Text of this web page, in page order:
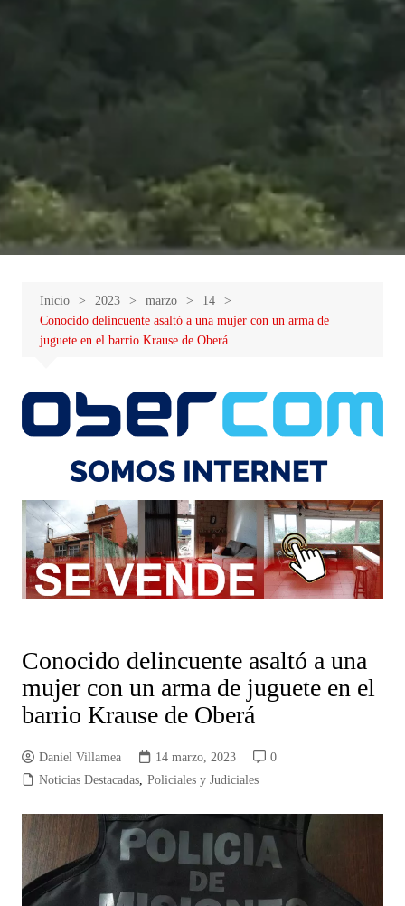
Inicio 2023 marzo
14
Conocido delincuente asaltó a una mujer con un arma de
juguete en el barrio Krause de Oberá
Conocido delincuente asaltó a una
mujer con un arma de juguete en el
barrio Krause de Oberá
Daniel Villamea 14 marzo, 2023
0
Noticias Destacadas, Policiales y Judiciales